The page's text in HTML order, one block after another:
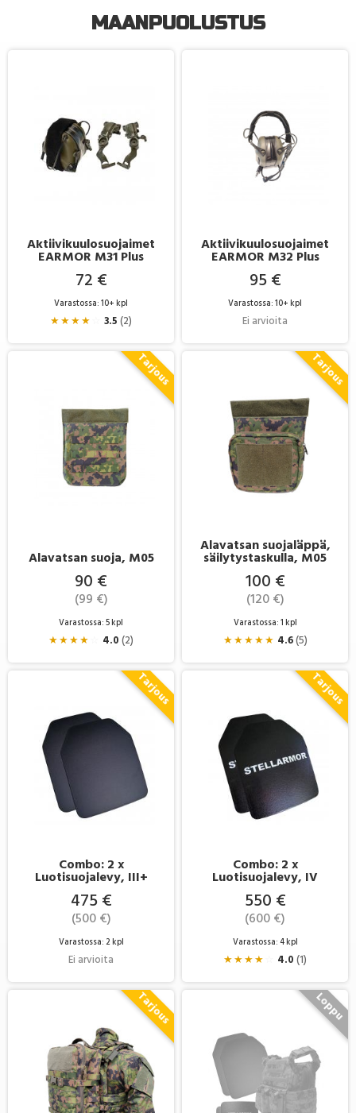
MAANPUOLUSTUS
Aktiivikuulosuojaimet
EARMOR M31 Plus
72 €
Varastossa: 10+ kpl
★★★★ 3.5(2)
Aktiivikuulosuojaimet
EARMOR M32 Plus
95 €
Varastossa: 10+ kpl
Ei arvioita
Alavatsan suoja, M05
90 €
(99 €)
Varastossa: 5 kpl
★★★★ 4.0(2)
Alavatsan suojaläppä,
säilytystaskulla, M05
100 €
(120 €)
Varastossa: 1 kpl
★★★★★ 4.6(5)
Combo: 2 x
Luotisuojalevy, III+
475 €
(500 €)
Varastossa: 2 kpl
Ei arvioita
Combo: 2 x
Luotisuojalevy, IV
550 €
(600 €)
Varastossa: 4 kpl
★★★★ 4.0(1)